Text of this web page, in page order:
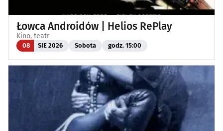
Łowca Androidów | Helios RePlay
Kino, teatr
08 SIE 2026 Sobota godz. 15:00